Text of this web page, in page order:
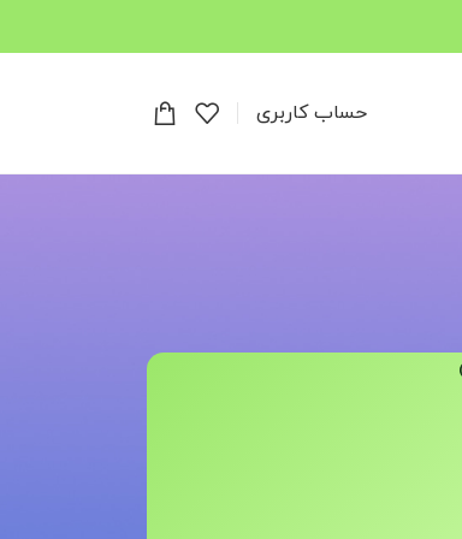
حساب کاربری